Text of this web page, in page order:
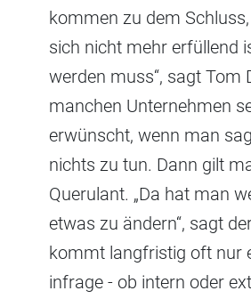
kommen zu dem
sich nicht mehr erfüllend
werden muss“, sagt Tom
manchen Unternehmen
erwünscht, wenn man
nichts zu tun. Dann gilt
Querulant. „Da hat man
etwas zu ändern“, sagt
kommt langfristig oft nur
infrage - ob intern oder